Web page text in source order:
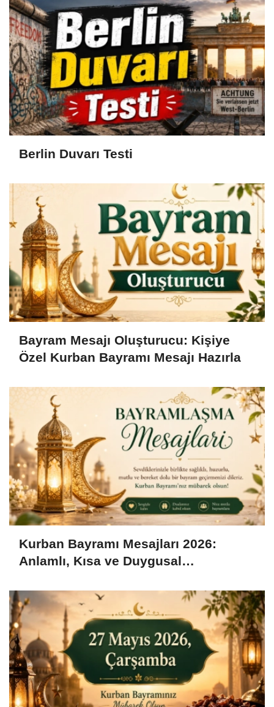
Berlin Duvarı Testi
Bayram Mesajı Oluşturucu: Kişiye
Özel Kurban Bayramı Mesajı Hazırla
Kurban Bayramı Mesajları 2026:
Anlamlı, Kısa ve Duygusal